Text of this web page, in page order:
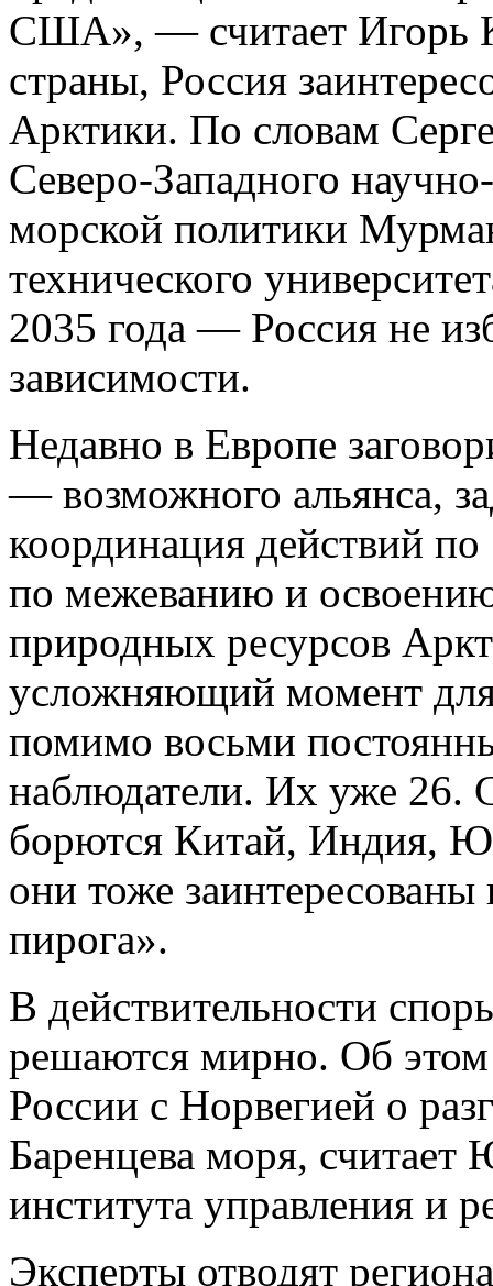
США», — считает Игорь
страны, Россия
Арктики. По словам
Северо-Западного
морской политики
технического
2035 года — Россия не
зависимости.
Недавно в Европе
— возможного альянса,
координация действий
по межеванию и
природных ресурсов
усложняющий момент
помимо восьми
наблюдатели. Их уже 26.
борются Китай, Индия,
они тоже заинтересованы
пирога».
В действительности
решаются мирно. Об этом
России с Норвегией о
Баренцева моря,
института управления и
Эксперты отводят